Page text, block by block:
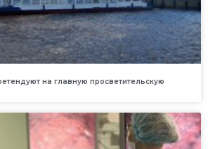
на главную просветительскую